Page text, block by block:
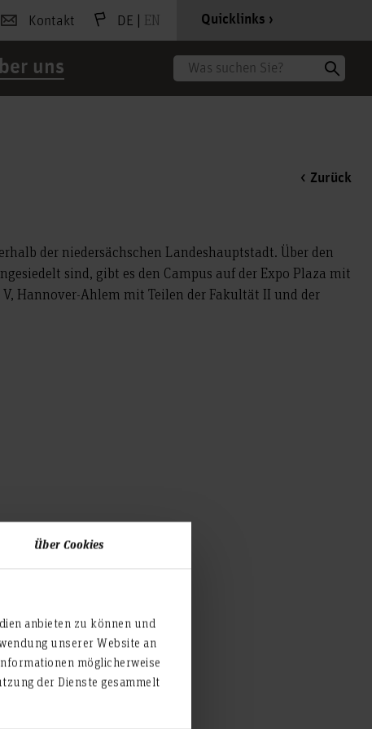
Über Cookies
anbieten zu können und
unserer Website an
möglicherweise
der Dienste gesammelt
Kontakt DE | EN Quicklinks
uns Suche
Zurück
der niedersächschen Landeshauptstadt. Über den
sind, gibt es den Campus auf der Expo Plaza mit
Hannover-Ahlem mit Teilen der Fakultät II und der
und Anfahrt